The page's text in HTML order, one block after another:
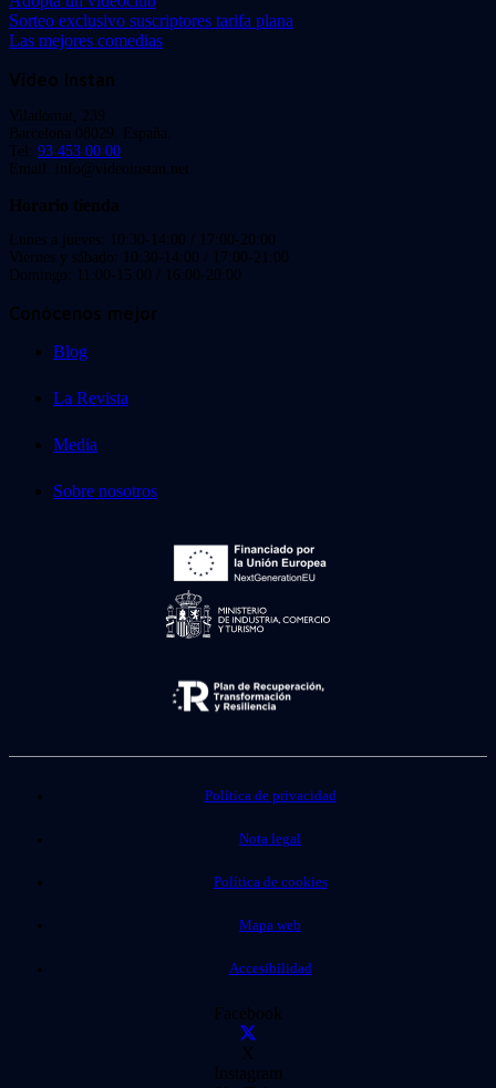
Sorteo exclusivo suscriptores tarifa plana
Las mejores comedias
Video Instan
Viladomat, 239
Barcelona 08029. España.
Tel: 93 453 00 00
Email: info@videoinstan.net
Horario tienda
Lunes a jueves: 10:30-14:00 / 17:00-20:00
Viernes y sábado: 10:30-14:00 / 17:00-21:00
Domingo: 11:00-15:00 / 16:00-20:00
Conócenos mejor
Blog
La Revista
Media
Sobre nosotros
Política de privacidad
Nota legal
Política de cookies
Mapa web
Accesibilidad
Facebook
X
Instagram